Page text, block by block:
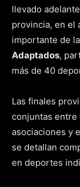
llevado
provincia, en el
importante de
Adaptados,
más de 40
Las finales
conjuntas entre
asociaciones y
se detallan
en deportes